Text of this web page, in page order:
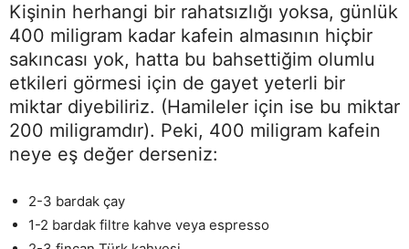
Kişinin herhangi bir rahatsızlığı yoksa, günlük
400 miligram kadar kafein almasının hiçbir
sakıncası yok, hatta bu bahsettiğim olumlu
etkileri görmesi için de gayet yeterli bir
miktar diyebiliriz. (Hamileler için ise bu miktar
200 miligramdır). Peki, 400 miligram kafein
neye eş değer derseniz:
2-3 bardak çay
1-2 bardak filtre kahve veya espresso